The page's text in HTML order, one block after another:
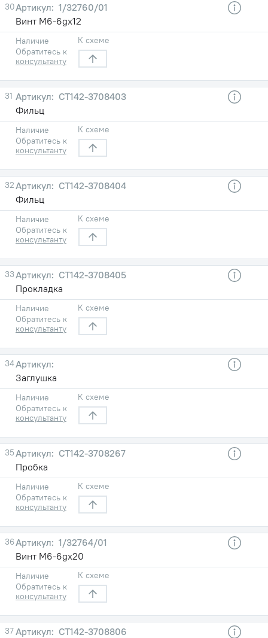
30
1/32760/01
Винт М6-6gх12
Наличие
Обратитесь к
консультанту
К схеме
31
СТ142-3708403
Фильц
Наличие
Обратитесь к
консультанту
К схеме
32
СТ142-3708404
Фильц
Наличие
Обратитесь к
консультанту
К схеме
33
СТ142-3708405
Прокладка
Наличие
Обратитесь к
консультанту
К схеме
34
Заглушка
Наличие
Обратитесь к
консультанту
К схеме
35
СТ142-3708267
Пробка
Наличие
Обратитесь к
консультанту
К схеме
36
1/32764/01
Винт М6-6gх20
Наличие
Обратитесь к
консультанту
К схеме
37
СТ142-3708806